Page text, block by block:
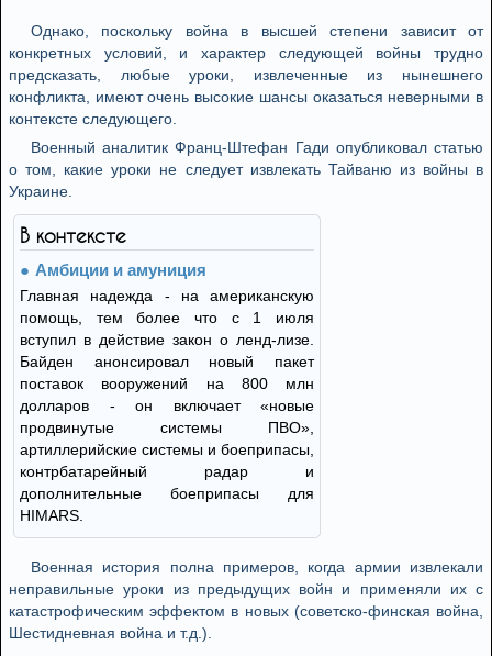
Однако, поскольку война в высшей степени зависит от
конкретных условий, и характер следующей войны трудно
предсказать, любые уроки, извлеченные из нынешнего
конфликта, имеют очень высокие шансы оказаться неверными в
контексте следующего.
Военный аналитик Франц-Штефан Гади опубликовал статью
о том, какие уроки не следует извлекать Тайваню из войны в
Украине.
В контексте
Амбиции и амуниция
Главная надежда - на американскую
помощь, тем более что с 1 июля
вступил в действие закон о ленд-лизе.
Байден анонсировал новый пакет
поставок вооружений на 800 млн
долларов - он включает «новые
продвинутые системы ПВО»,
артиллерийские системы и боеприпасы,
контрбатарейный радар и
дополнительные боеприпасы для
HIMARS.
Военная история полна примеров, когда армии извлекали
неправильные уроки из предыдущих войн и применяли их с
катастрофическим эффектом в новых (советско-финская война,
Шестидневная война и т.д.).